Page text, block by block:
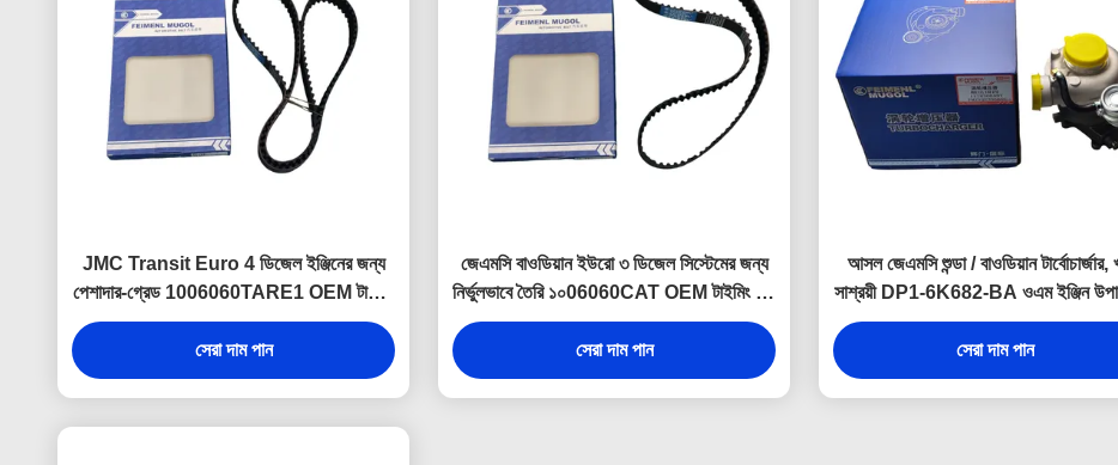
JMC Transit Euro 4 ডিজেল ইঞ্জিনের জন্য
পেশাদার-গ্রেড 1006060TARE1 OEM টাইমিং
বেল্ট 142T, স্থিতিশীল টাইমিং নিয়ন্ত্রণ এবং সর্বোত্তম
ইঞ্জিন দক্ষতা নিশ্চিত করে।
সেরা দাম পান
জেএমসি বাওডিয়ান ইউরো ৩ ডিজেল সিস্টেমের জন্য
নির্ভুলভাবে তৈরি ১০06060CAT OEM টাইমিং বেল্ট
১১২RU৩২, যা মসৃণ, শান্ত এবং নির্ভরযোগ্য
পারফরম্যান্স সরবরাহ করে।
সেরা দাম পান
আসল জেএমসি শুন্ডা / বাওডিয়ান টার্বোচার্জার,
সাশ্রয়ী DP1-6K682-BA ওএম ইঞ্জিন
দীর্ঘমেয়াদী নির্ভরযোগ্যতা প্রদানের জন্য
হয়েছে
সেরা দাম পান